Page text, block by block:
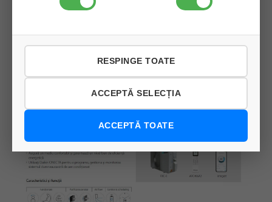
RESPINGE TOATE
ACCEPTĂ SELECȚIA
ACCEPTĂ TOATE